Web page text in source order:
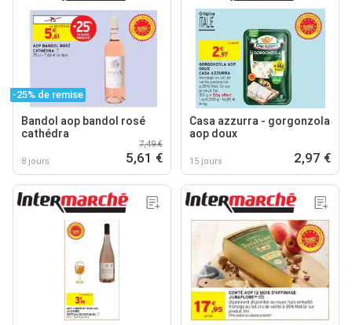
-25% de remise
Bandol aop bandol rosé
cathédra
8 jours
7,49 €
5,61 €
Casa azzurra - gorgonzola
aop doux
15 jours 2,97 €